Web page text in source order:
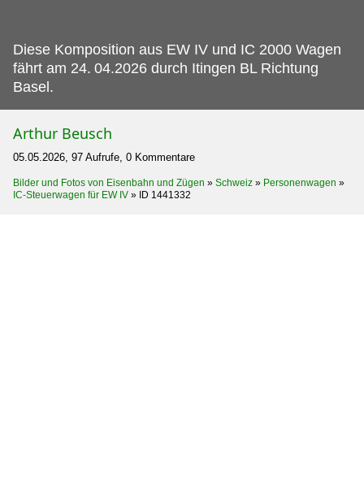
Diese Komposition aus EW IV und IC 2000 Wagen
fährt am 24. 04.2026 durch Itingen BL Richtung
Basel.
Arthur Beusch
05.05.2026, 97 Aufrufe, 0 Kommentare
Bilder und Fotos von Eisenbahn und Zügen » Schweiz » Personenwagen »
IC-Steuerwagen für EW IV » ID 1441332